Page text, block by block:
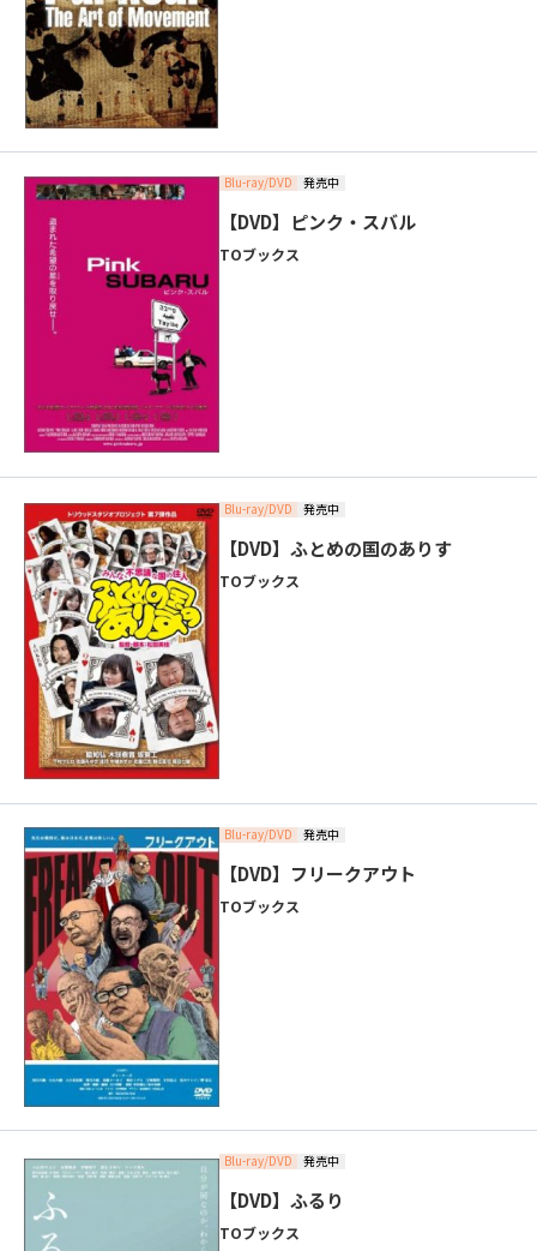
Blu-ray/DVD 発売中
【DVD】ピンク・スバル
TOブックス
Blu-ray/DVD 発売中
【DVD】ふとめの国のありす
TOブックス
Blu-ray/DVD 発売中
【DVD】フリークアウト
TOブックス
Blu-ray/DVD 発売中
【DVD】ふるり
TOブックス